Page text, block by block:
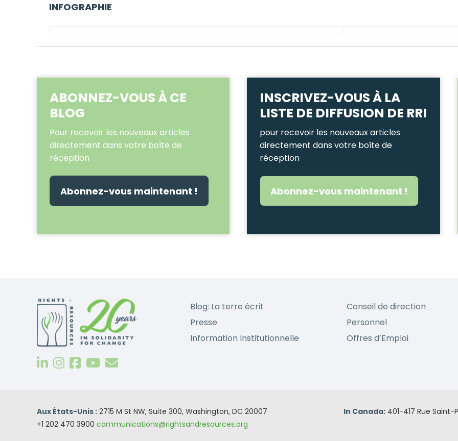
INFOGRAPHIE
ABONNEZ-VOUS À CE
BLOG
Pour recevoir les nouveaux articles
directement dans votre boîte de
réception
Abonnez-vous maintenant !
INSCRIVEZ-VOUS À LA
LISTE DE DIFFUSION DE RRI
pour recevoir les nouveaux articles
directement dans votre boîte de
réception
Abonnez-vous maintenant !
Blog: La terre écrit
Presse
Information Institutionnelle
Conseil de direction
Personnel
Offres d’Emploi
Aux États-Unis : 2715 M St NW, Suite 300, Washington, DC 20007
+1 202 470 3900 communications@rightsandresources.org
In Canada: 401-417 Rue Saint-